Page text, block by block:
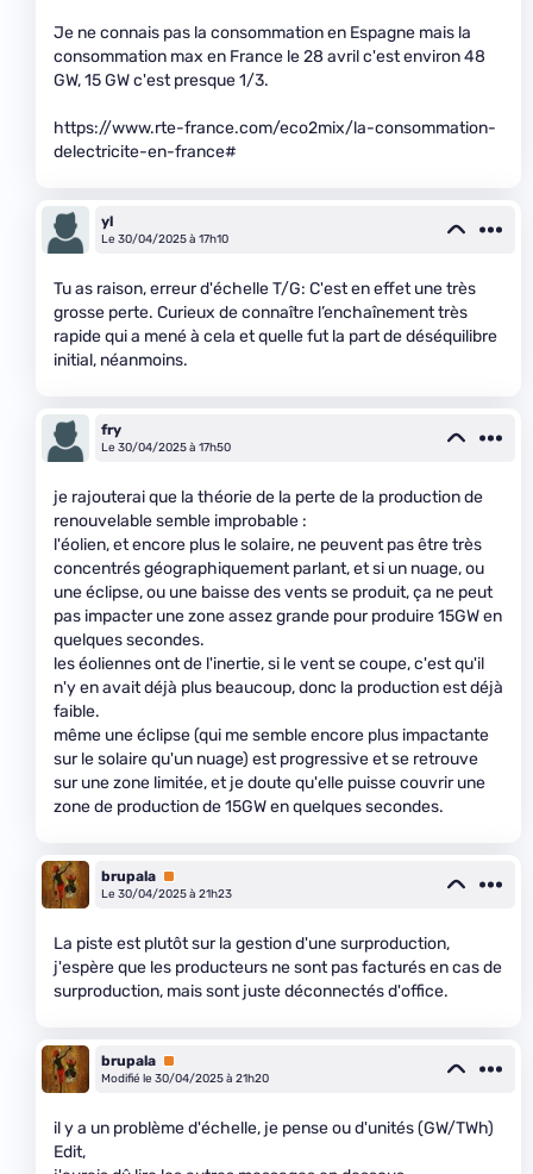
Je ne connais pas la consommation en Espagne mais la
consommation max en France le 28 avril c'est environ 48
GW, 15 GW c'est presque 1/3.
https://www.rte-france.com/eco2mix/la-consommation-
delectricite-en-france#
yl
Le 30/04/2025 à 17h10
Tu as raison, erreur d'échelle T/G: C'est en effet une très
grosse perte. Curieux de connaître l’enchaînement très
rapide qui a mené à cela et quelle fut la part de déséquilibre
initial, néanmoins.
fry
Le 30/04/2025 à 17h50
je rajouterai que la théorie de la perte de la production de
renouvelable semble improbable :
l'éolien, et encore plus le solaire, ne peuvent pas être très
concentrés géographiquement parlant, et si un nuage, ou
une éclipse, ou une baisse des vents se produit, ça ne peut
pas impacter une zone assez grande pour produire 15GW en
quelques secondes.
les éoliennes ont de l'inertie, si le vent se coupe, c'est qu'il
n'y en avait déjà plus beaucoup, donc la production est déjà
faible.
même une éclipse (qui me semble encore plus impactante
sur le solaire qu'un nuage) est progressive et se retrouve
sur une zone limitée, et je doute qu'elle puisse couvrir une
zone de production de 15GW en quelques secondes.
brupala Premium
Le 30/04/2025 à 21h23
La piste est plutôt sur la gestion d'une surproduction,
j'espère que les producteurs ne sont pas facturés en cas de
surproduction, mais sont juste déconnectés d'office.
brupala Premium
Modifié le 30/04/2025 à 21h20
il y a un problème d'échelle, je pense ou d'unités (GW/TWh)
Edit,